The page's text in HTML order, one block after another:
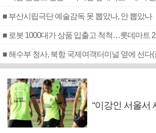
■ 부산시립극단 예술감독 못 뽑았나, 안 뽑았나
■ 로봇 1000대가 상품 입출고 척척…롯데마트
■ 해수부 청사, 북항 국제여객터미널 옆에 선다(
“이강인 서울서